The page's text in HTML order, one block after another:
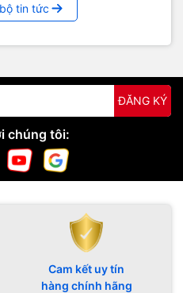
tin tức
ĐĂNG KÝ
chúng tôi:
Cam kết uy tín
hàng chính hãng